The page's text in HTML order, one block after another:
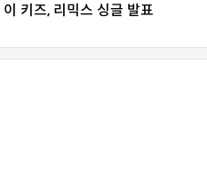
이 키즈, 리믹스 싱글 발표